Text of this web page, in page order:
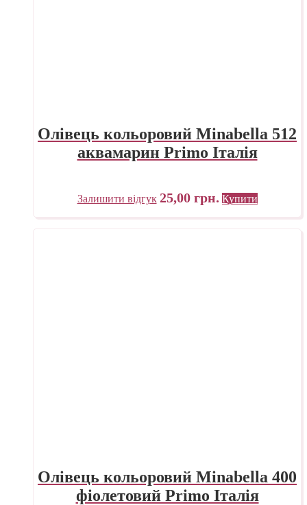
Олівець кольоровий Minabella 512
аквамарин Primo Італія
Залишити відгук 25,00 грн. Купити
Олівець кольоровий Minabella 400
фіолетовий Primo Італія